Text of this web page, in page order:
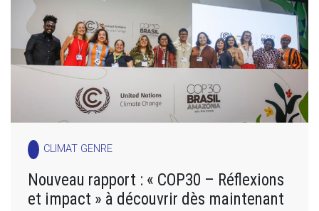
CLIMAT GENRE
Nouveau rapport : « COP30 – Réflexions
et impact » à découvrir dès maintenant